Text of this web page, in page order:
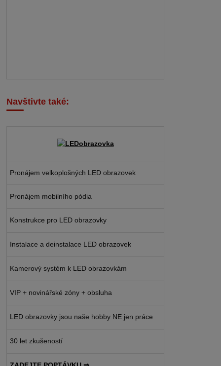
Navštivte také:
Pronájem velkoplošných LED obrazovek
Pronájem mobilního pódia
Konstrukce pro LED obrazovky
Instalace a deinstalace LED obrazovek
Kamerový systém k LED obrazovkám
VIP + novinářské zóny + obsluha
LED obrazovky jsou naše hobby NE jen práce
30 let zkušeností